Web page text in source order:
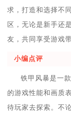
求，打造和选择不
区，无论是新手还
友，共同享受游戏
小编点评
铁甲风暴是一
的游戏性能和画质
待玩家去探索。不